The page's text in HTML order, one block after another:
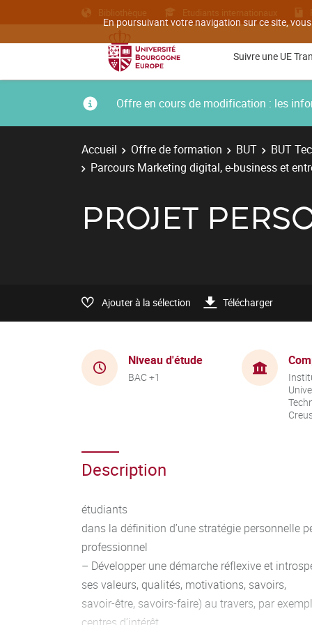
En poursuivant votre navigation sur ce site,
Bibliothèque Etudiants internationaux
Suivre une UE
Offre en cours de modification : les
Accueil Offre de formation BUT
BUT
Parcours Marketing digital, e-business et
PROJET
Ajouter à la sélection Télécharger
Niveau d'étude
BAC +1
Description
étudiants
dans la définition d’une stratégie personnelle
professionnel
– Développer une démarche réflexive et
ses valeurs, qualités, motivations, savoirs,
savoir-être, savoirs-faire) au travers, par